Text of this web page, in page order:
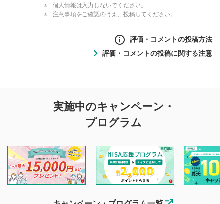
個人情報は入力しないでください。
注意事項をご確認のうえ、投稿してください。
評価・コメントの投稿方法
評価・コメントの投稿に関する注意
投稿に関する注意
を目的として、各動画コンテンツに、評価およびコメントの
投稿ができます。利用者は以下の注意事項をご理解のうえ、
閲覧および投稿を行うものとしてください。
他の利用者が動画を視聴される際の参考になるコメントをお
待ちしております。
なお、投稿をもって、本注意事項に同意されたものとみなし
実施中のキャンペーン・
プログラム